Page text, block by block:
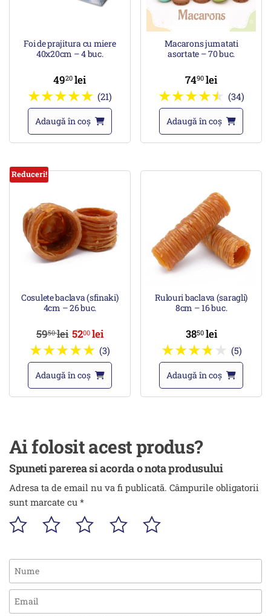
Foi de prajitura cu miere
40x20cm – 4 buc.
4920lei
(21)
Adaugă în coș
Macarons jumatati
asortate – 70 buc.
7490lei
(34)
Adaugă în coș
Reduceri!
Cosulete baclava (sfinaki)
4cm – 26 buc.
5950lei 5200 lei
(3)
Adaugă în coș
Rulouri baclava (saragli)
8cm – 16 buc.
3850 lei
(5)
Adaugă în coș
Ai folosit acest produs?
Spuneti parerea si acorda o nota produsului
Adresa ta de email nu va fi publicată. Câmpurile obligatorii
sunt marcate cu *